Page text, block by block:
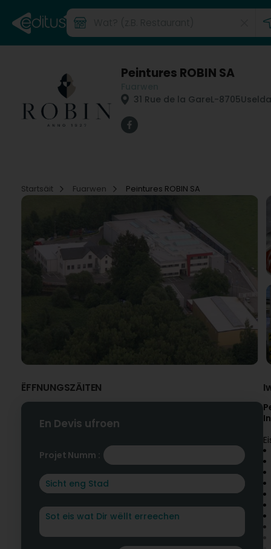
Peintures ROBIN SA
31 Rue de la GareL-8705
Startsäit Fuarwen Peintures ROBIN SA
ËFFNUNGSZÄITEN
En Devis ufroen
Projet Numm :